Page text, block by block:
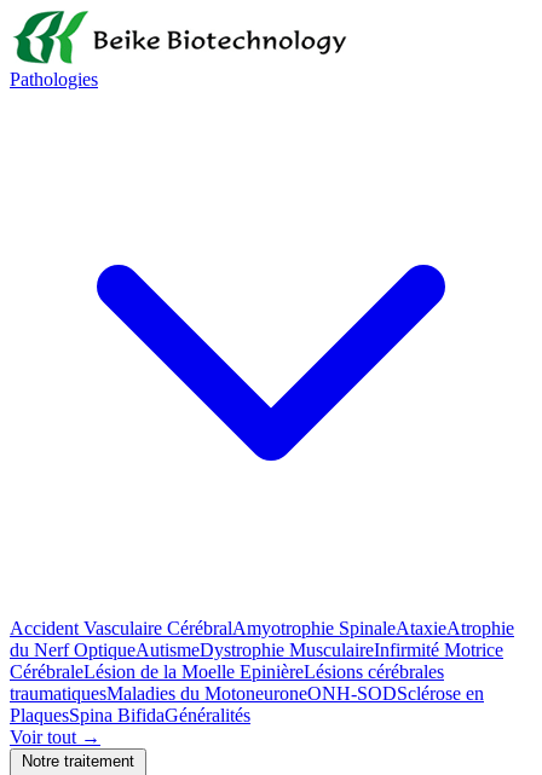
Pathologies
Accident Vasculaire CérébralAmyotrophie SpinaleAtaxieAtrophie
du Nerf OptiqueAutismeDystrophie MusculaireInfirmité Motrice
CérébraleLésion de la Moelle EpinièreLésions cérébrales
traumatiquesMaladies du MotoneuroneONH-SODSclérose en
PlaquesSpina BifidaGénéralités
Voir tout →